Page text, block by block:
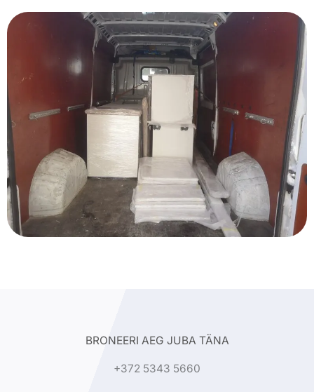
BRONEERI AEG JUBA TÄNA
+372 5343 5660